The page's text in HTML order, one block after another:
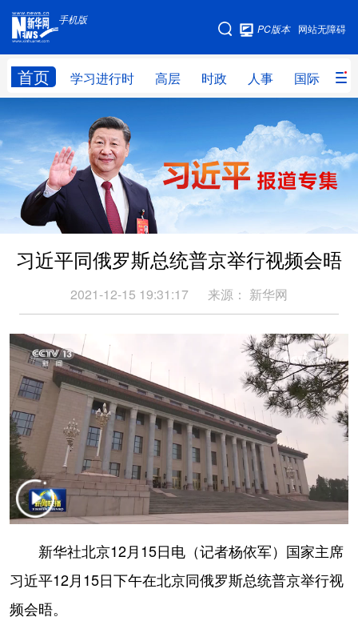
手机版
网站无障碍
PC版本
首页 学习进行时 高层 时政 人事 国际 财
手机版
网站地图
学习进行时 高层 人事
国际 财经 网评 港澳
台湾 思客智库 全球连线 教育
科技 科创 量子
文化 书画 健康 军事
视频 图片
食品 人居 数字经济
学术中国 乡村振兴 溯源中国
城市 旅游 能源 会展
娱乐 时尚 悦读
公益 一带一路 亚太网 上市公司
文化产业
地方频道
北京
习近平同俄罗斯总统普京举行视频会晤
2021-12-15 19:31:17 来源： 新华网
新华社北京12月15日电（记者杨依军）国家主席
习近平12月15日下午在北京同俄罗斯总统普京举行视
频会晤。